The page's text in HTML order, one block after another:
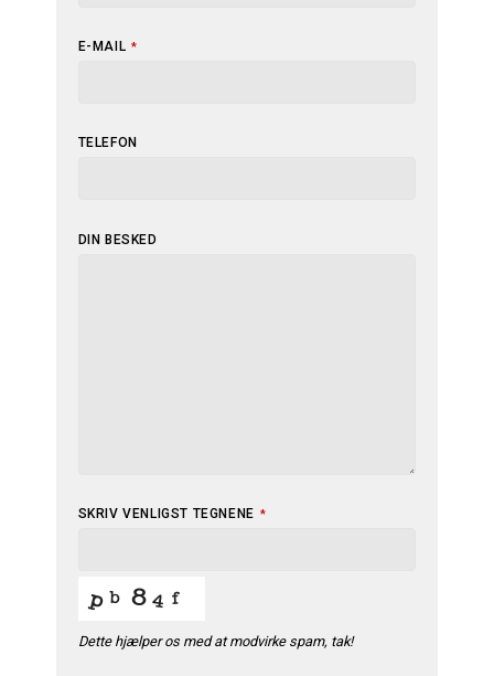
E-MAIL *
TELEFON
DIN BESKED
EMAIL *
SKRIV VENLIGST TEGNENE *
Dette hjælper os med at modvirke spam, tak!